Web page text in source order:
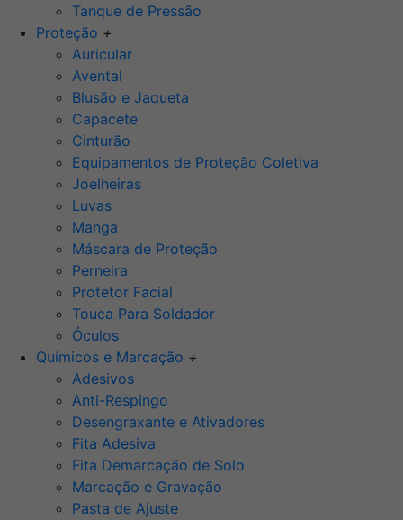
Tanque de Pressão
Proteção +
Auricular
Avental
Blusão e Jaqueta
Capacete
Cinturão
Equipamentos de Proteção Coletiva
Joelheiras
Luvas
Manga
Máscara de Proteção
Perneira
Protetor Facial
Touca Para Soldador
Óculos
Químicos e Marcação +
Adesivos
Anti-Respingo
Desengraxante e Ativadores
Fita Adesiva
Fita Demarcação de Solo
Marcação e Gravação
Pasta de Ajuste